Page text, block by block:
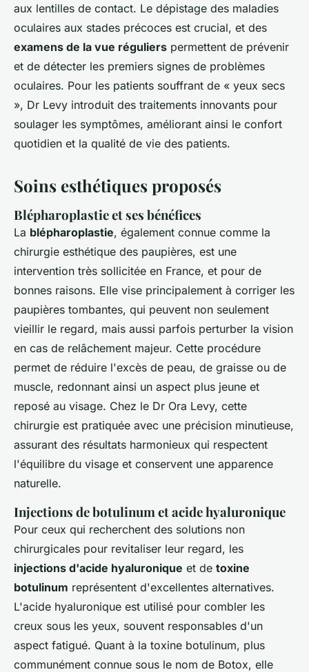
aux lentilles de contact. Le dépistage des maladies
oculaires aux stades précoces est crucial, et des
examens de la vue réguliers permettent de prévenir
et de détecter les premiers signes de problèmes
oculaires. Pour les patients souffrant de « yeux secs
», Dr Levy introduit des traitements innovants pour
soulager les symptômes, améliorant ainsi le confort
quotidien et la qualité de vie des patients.
Soins esthétiques proposés
Blépharoplastie et ses bénéfices
La blépharoplastie, également connue comme la
chirurgie esthétique des paupières, est une
intervention très sollicitée en France, et pour de
bonnes raisons. Elle vise principalement à corriger les
paupières tombantes, qui peuvent non seulement
vieillir le regard, mais aussi parfois perturber la vision
en cas de relâchement majeur. Cette procédure
permet de réduire l'excès de peau, de graisse ou de
muscle, redonnant ainsi un aspect plus jeune et
reposé au visage. Chez le Dr Ora Levy, cette
chirurgie est pratiquée avec une précision minutieuse,
assurant des résultats harmonieux qui respectent
l'équilibre du visage et conservent une apparence
naturelle.
Injections de botulinum et acide hyaluronique
Pour ceux qui recherchent des solutions non
chirurgicales pour revitaliser leur regard, les
injections d'acide hyaluronique et de toxine
botulinum représentent d'excellentes alternatives.
L'acide hyaluronique est utilisé pour combler les
creux sous les yeux, souvent responsables d'un
aspect fatigué. Quant à la toxine botulinum, plus
communément connue sous le nom de Botox, elle